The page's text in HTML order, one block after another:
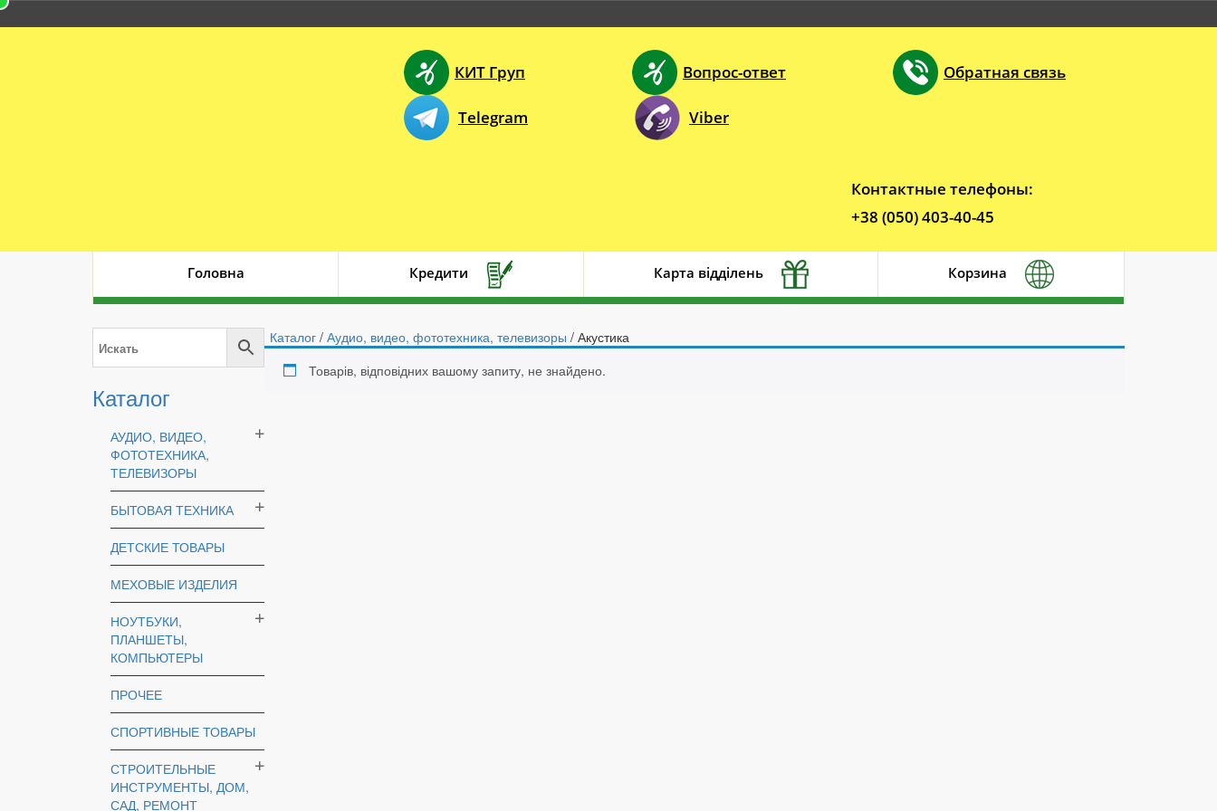
КИТ Груп Вопрос-ответ Обратная связь
Telegram Viber
Контактные телефоны:
+38 (050) 403-40-45
Головна Кредити Карта відділень Корзина
Каталог
АУДИО, ВИДЕО,
ФОТОТЕХНИКА,
ТЕЛЕВИЗОРЫ
БЫТОВАЯ ТЕХНИКА
ДЕТСКИЕ ТОВАРЫ
МЕХОВЫЕ ИЗДЕЛИЯ
НОУТБУКИ,
ПЛАНШЕТЫ,
КОМПЬЮТЕРЫ
ПРОЧЕЕ
СПОРТИВНЫЕ ТОВАРЫ
СТРОИТЕЛЬНЫЕ
ИНСТРУМЕНТЫ, ДОМ,
САД, РЕМОНТ
Каталог / Аудио, видео, фототехника, телевизоры / Акустика
Товарів, відповідних вашому запиту, не знайдено.